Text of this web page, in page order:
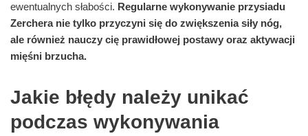
ewentualnych słabości. Regularne wykonywanie przysiadu
Zerchera nie tylko przyczyni się do zwiększenia siły nóg,
ale również nauczy cię prawidłowej postawy oraz aktywacji
mięśni brzucha.
Jakie błędy należy unikać
podczas wykonywania